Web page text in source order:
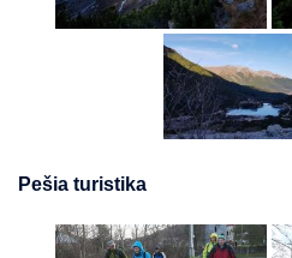
Pešia turistika